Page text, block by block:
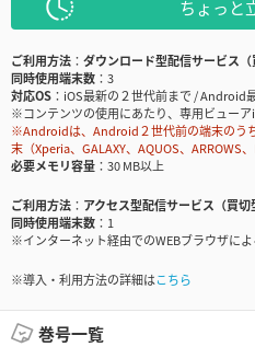
ちょっと
ご利用方法
ダウンロード型配信サービス（
同時使用端末数
3
対応OS
iOS最新の２世代前まで / Android
※コンテンツの使用にあたり、専用ビュー
※Androidは、Android２世代前の端末のう
末（Xperia、GALAXY、AQUOS、ARROWS
必要メモリ容量
30 MB以上
ご利用方法
アクセス型配信サービス（買切
同時使用端末数
1
※インターネット経由でのWEBブラウザに
※導入・利用方法の詳細はこちら
巻号一覧